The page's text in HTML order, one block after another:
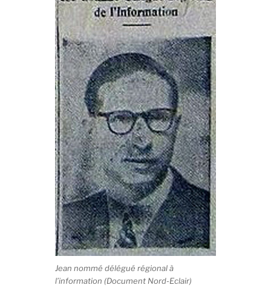
Jean nommé délégué régional à
l’information (Document Nord-Eclair)